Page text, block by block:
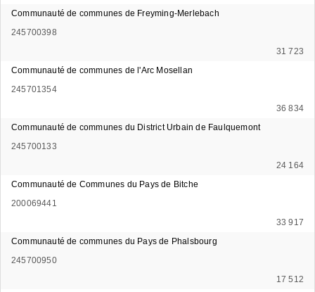
Communauté de communes de Freyming-Merlebach
245700398
31 723
Communauté de communes de l'Arc Mosellan
245701354
36 834
Communauté de communes du District Urbain de Faulquemont
245700133
24 164
Communauté de Communes du Pays de Bitche
200069441
33 917
Communauté de communes du Pays de Phalsbourg
245700950
17 512